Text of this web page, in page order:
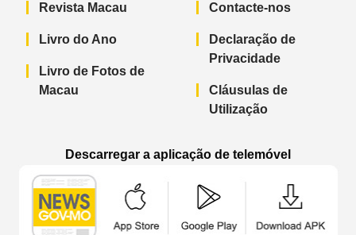
Revista Macau
Livro do Ano
Livro de Fotos de
Macau
Contacte-nos
Declaração de
Privacidade
Cláusulas de
Utilização
Descarregar a aplicação de telemóvel